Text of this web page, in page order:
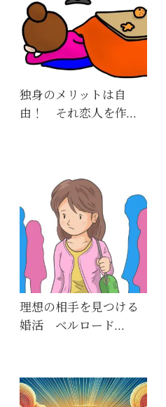
独身のメリットは自
由！ それ恋人を作…
理想の相手を見つける
婚活 ベルロード…